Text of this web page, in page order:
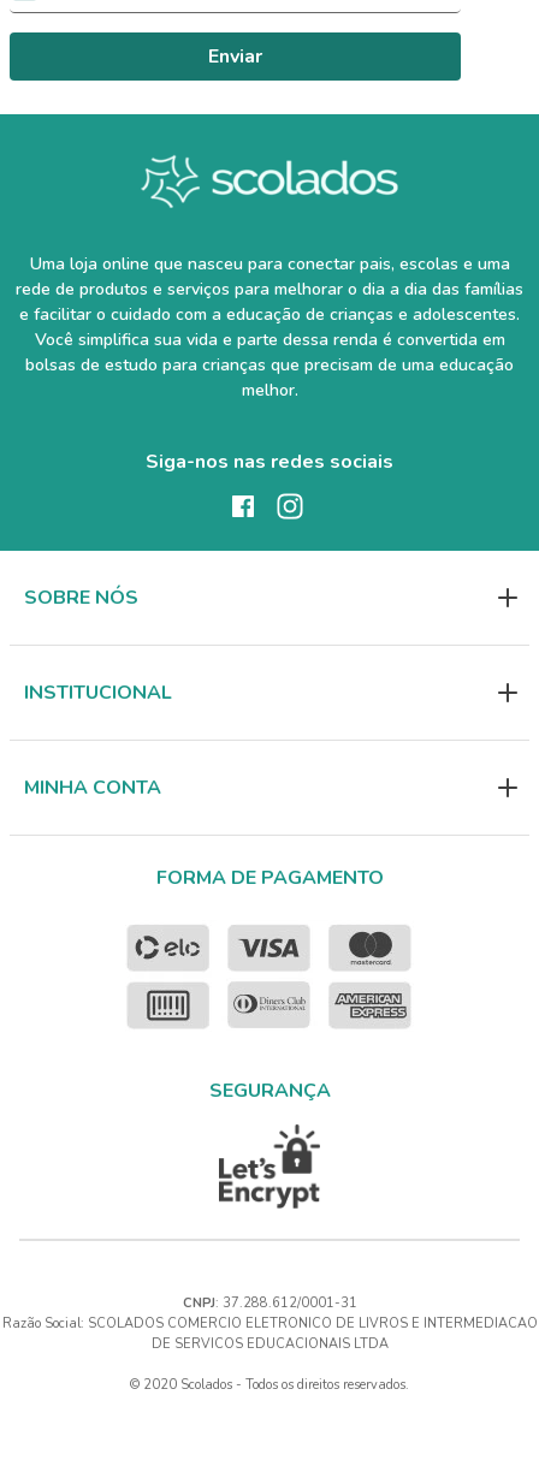
Enviar
Uma loja online que nasceu para conectar pais, escolas e uma
rede de produtos e serviços para melhorar o dia a dia das famílias
e facilitar o cuidado com a educação de crianças e adolescentes.
Você simplifica sua vida e parte dessa renda é convertida em
bolsas de estudo para crianças que precisam de uma educação
melhor.
Siga-nos nas redes sociais
SOBRE NÓS
INSTITUCIONAL
MINHA CONTA
FORMA DE PAGAMENTO
SEGURANÇA
CNPJ: 37.288.612/0001-31
Razão Social: SCOLADOS COMERCIO ELETRONICO DE LIVROS E INTERMEDIACAO
DE SERVICOS EDUCACIONAIS LTDA
© 2020 Scolados - Todos os direitos reservados.